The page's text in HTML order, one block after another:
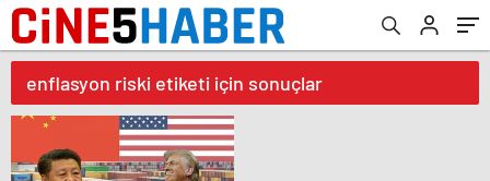
enflasyon riski etiketi için sonuçlar